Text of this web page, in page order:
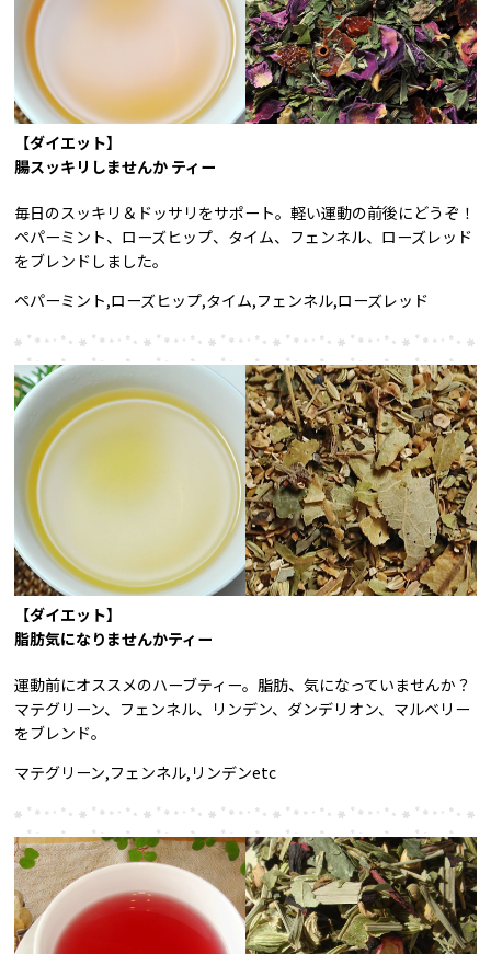
【ダイエット】
腸スッキリしませんか ティー
毎日のスッキリ＆ドッサリをサポート。軽い運動の前後にどうぞ！
ペパーミント、ローズヒップ、タイム、フェンネル、ローズレッド
をブレンドしました。
ペパーミント,ローズヒップ,タイム,フェンネル,ローズレッド
【ダイエット】
脂肪気になりませんかティー
運動前にオススメのハーブティー。脂肪、気になっていませんか？
マテグリーン、フェンネル、リンデン、ダンデリオン、マルベリー
をブレンド。
マテグリーン,フェンネル,リンデンetc